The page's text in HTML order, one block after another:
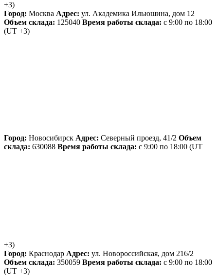
+3)
Город: Москва Адрес: ул. Академика Ильюшина, дом 12
Объем склада: 125040 Время работы склада: с 9:00 по 18:00
(UT +3)
Город: Новосибирск Адрес: Северный проезд, 41/2 Объем
склада: 630088 Время работы склада: с 9:00 по 18:00 (UT
+3)
Город: Краснодар Адрес: ул. Новороссийская, дом 216/2
Объем склада: 350059 Время работы склада: с 9:00 по 18:00
(UT +3)